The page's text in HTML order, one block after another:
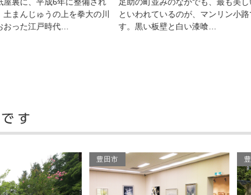
んじゅうの上を拳大の川
た江戸時代…
といわれているのが、マンリン小路で
す。黒い板壁と白い漆喰…
豊田市